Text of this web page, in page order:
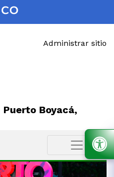
Administrar sitio
Puerto Boyacá,